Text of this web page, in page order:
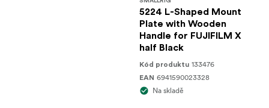
5224 L-Shaped Mount
Plate with Wooden
Handle for FUJIFILM X
half Black
Kód produktu 133476
EAN 6941590023328
Na skladě